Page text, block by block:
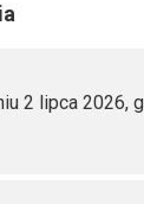
2 lipca 2026,